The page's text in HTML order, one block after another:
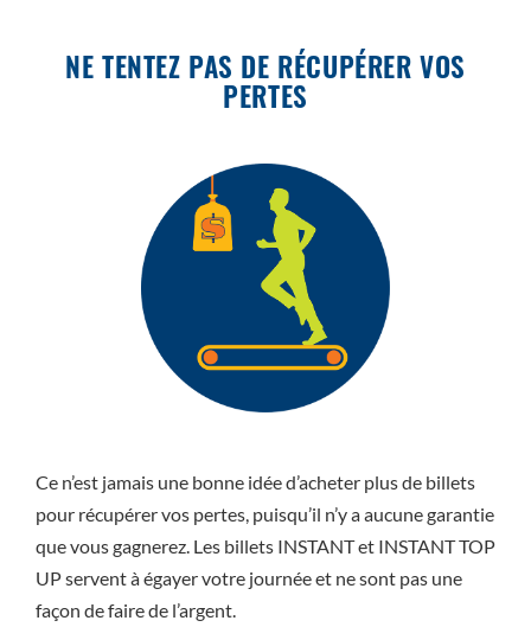
NE TENTEZ PAS DE RÉCUPÉRER VOS
PERTES
Ce n’est jamais une bonne idée d’acheter plus de billets
pour récupérer vos pertes, puisqu’il n’y a aucune garantie
que vous gagnerez. Les billets INSTANT et INSTANT TOP
UP servent à égayer votre journée et ne sont pas une
façon de faire de l’argent.